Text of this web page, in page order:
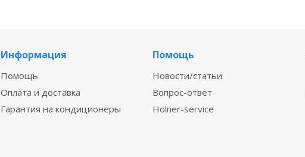
Информация
Помощь
Оплата и доставка
Гарантия на кондиционеры
Помощь
Новости/статьи
Вопрос-ответ
Holner-service